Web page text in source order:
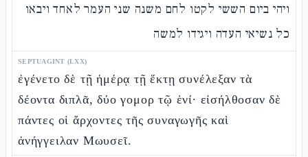
ויהי ביום הששי לקטו לחם משנה שני העמר לאחד ויבאו
כל נשיאי העדה ויגידו למשה
SEPTUAGINT (LXX)
ἐγένετο δὲ τῇ ἡμέρᾳ τῇ ἕκτῃ συνέλεξαν τὰ
δέοντα διπλᾶ, δύο γομορ τῷ ἑνί· εἰσήλθοσαν δὲ
πάντες οἱ ἄρχοντες τῆς συναγωγῆς καὶ
ἀνήγγειλαν Μωυσεῖ.